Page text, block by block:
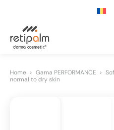
Home Gama PERFORMANCE
normal to dry skin